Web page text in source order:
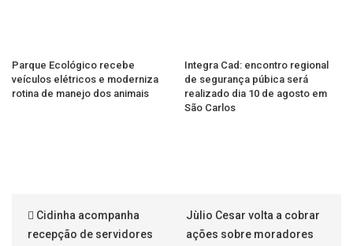
Parque Ecológico recebe
veículos elétricos e moderniza
rotina de manejo dos animais
Integra Cad: encontro regional
de segurança púbica será
realizado dia 10 de agosto em
São Carlos
Cidinha acompanha
recepção de servidores
Jùlio Cesar volta a cobrar
ações sobre moradores